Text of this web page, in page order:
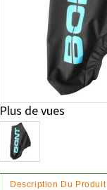
Plus de vues
Description Du Produit